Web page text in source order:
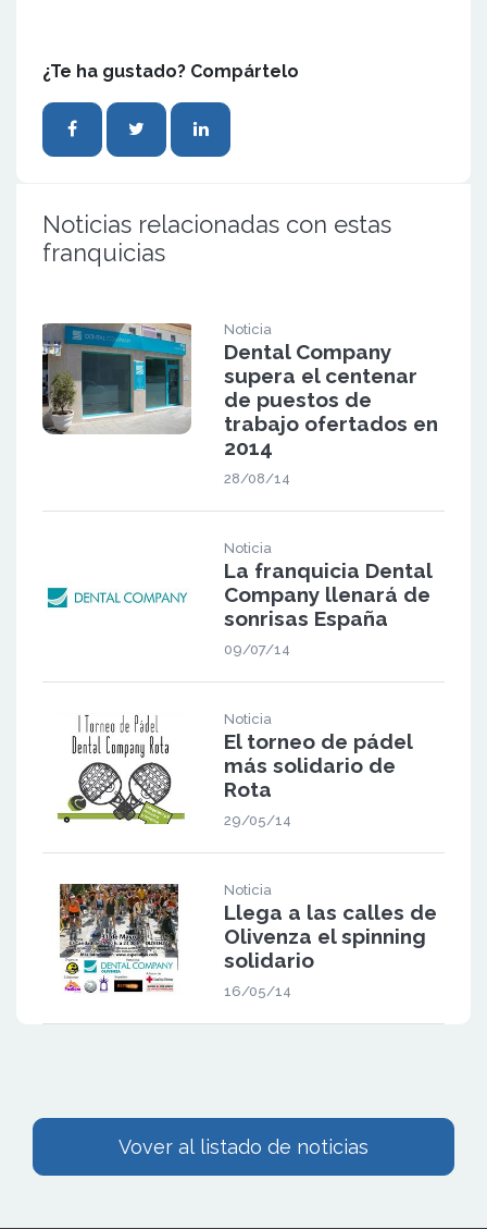
¿Te ha gustado? Compártelo
Noticias relacionadas con estas
franquicias
Noticia
Dental Company
supera el centenar
de puestos de
trabajo ofertados en
2014
28/08/14
Noticia
La franquicia Dental
Company llenará de
sonrisas España
09/07/14
Noticia
El torneo de pádel
más solidario de
Rota
29/05/14
Noticia
Llega a las calles de
Olivenza el spinning
solidario
16/05/14
Vover al listado de noticias